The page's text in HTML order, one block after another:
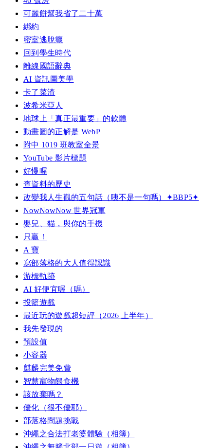
可麗餅幫我省了二十萬
綁約
密室逃脫癮
回到學生時代
離線國語辭典
AI 資訊圖美學
卡了菜渣
波希米亞人
地球上「真正最重要」的軟體
動畫圖的正解是 WebP
附中 1019 班教室全景
YouTube 影片標題
好慢喔
查資料的歷史
改變我人生觀的五句話（咦不是一句嗎）✦BBP5✦
NowNowNow 世界冠軍
嬰兒、貓，與你的手機
只贏！
A 寶
寫部落格的大人值得認識
游標軌跡
AI 好便宜喔（嗎）
投籃遊戲
最近玩的遊戲超短評（2026 上半年）
我先發現的
預設值
小容器
麒麟完美免費
智慧寵物餵食機
該放棄嗎？
優化（很不優耶）
部落格問題挑戰
沖繩之合法打老婆體驗（相簿）